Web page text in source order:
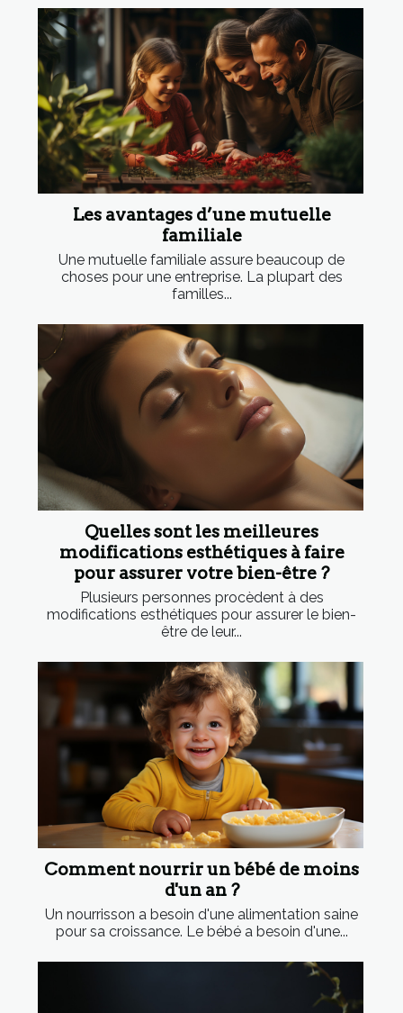
Les avantages d’une mutuelle
familiale
Une mutuelle familiale assure beaucoup de
choses pour une entreprise. La plupart des
familles...
Quelles sont les meilleures
modifications esthétiques à faire
pour assurer votre bien-être ?
Plusieurs personnes procèdent à des
modifications esthétiques pour assurer le bien-
être de leur...
Comment nourrir un bébé de moins
d'un an ?
Un nourrisson a besoin d'une alimentation saine
pour sa croissance. Le bébé a besoin d'une...